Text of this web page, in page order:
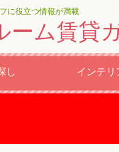
に役立つ情報が満載
ーム賃貸
し インテリ